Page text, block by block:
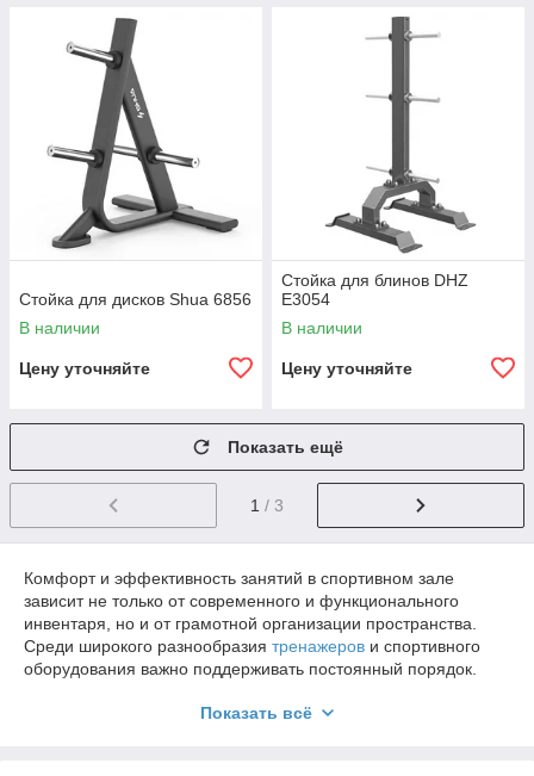
Стойка для дисков Shua 6856
В наличии
Цену уточняйте
Стойка для блинов DHZ
E3054
В наличии
Цену уточняйте
Показать ещё
1 / 3
Комфорт и эффективность занятий в спортивном зале
зависит не только от современного и функционального
инвентаря, но и от грамотной организации пространства.
Среди широкого разнообразия тренажеров и спортивного
оборудования важно поддерживать постоянный порядок.
оборудование для хранения спортинвентаря. Также это в
Показать всё